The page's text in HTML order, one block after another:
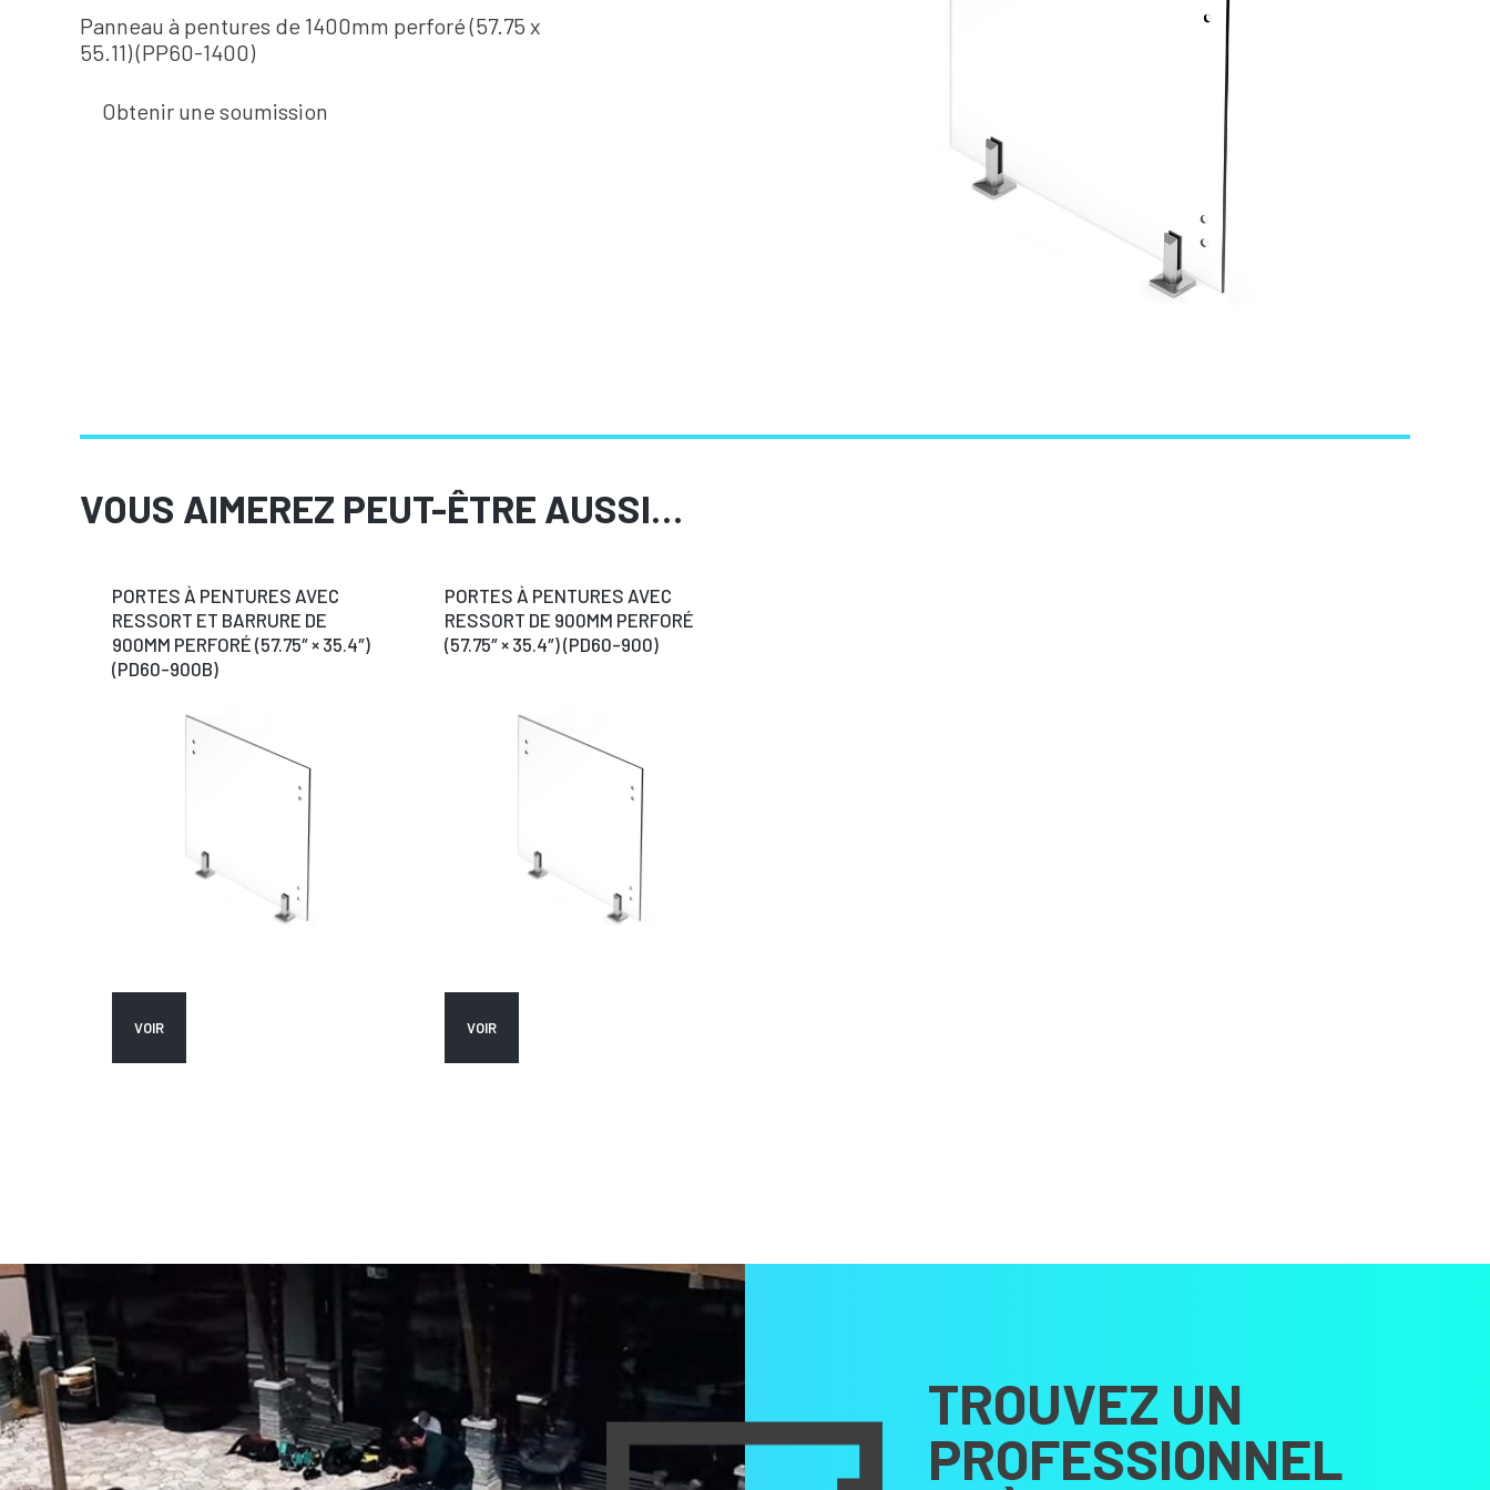
Panneau à pentures de 1400mm perforé (57.75 x
55.11) (PP60-1400)
Obtenir une soumission
VOUS AIMEREZ PEUT-ÊTRE AUSSI…
PORTES À PENTURES AVEC
RESSORT ET BARRURE DE
900MM PERFORÉ (57.75″ × 35.4″)
(PD60-900B)
VOIR
PORTES À PENTURES AVEC
RESSORT DE 900MM PERFORÉ
(57.75″ × 35.4″) (PD60-900)
VOIR
TROUVEZ UN
PROFESSIONNEL